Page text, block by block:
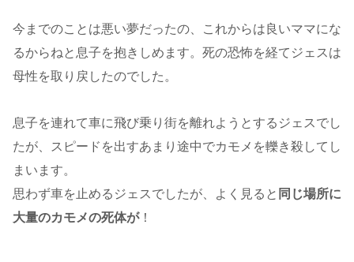
今までのことは悪い夢だったの、これからは良いママにな
るからねと息子を抱きしめます。死の恐怖を経てジェスは
母性を取り戻したのでした。
息子を連れて車に飛び乗り街を離れようとするジェスでし
たが、スピードを出すあまり途中でカモメを轢き殺してし
まいます。
思わず車を止めるジェスでしたが、よく見ると 同じ場所に
大量のカモメの死体が！